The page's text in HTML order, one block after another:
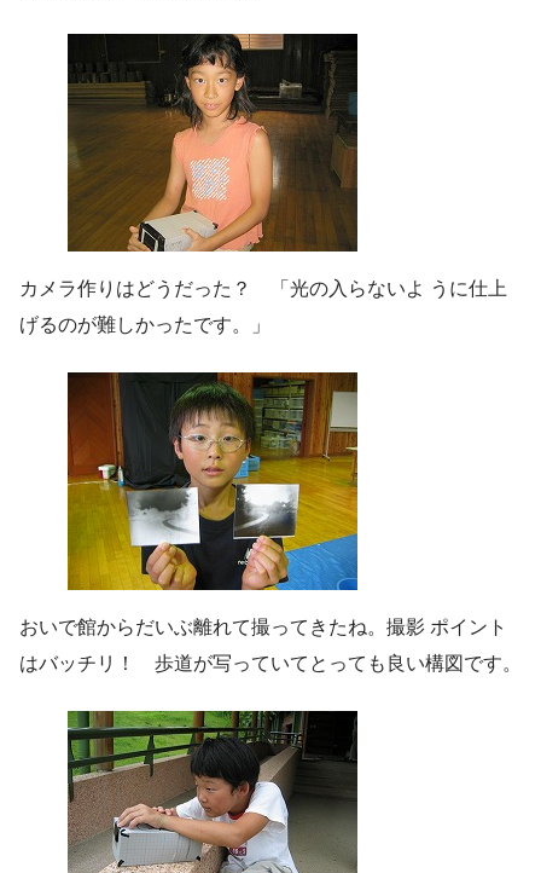
カメラ作りはどうだった？ 「光の入らないよ うに仕上
げるのが難しかったです。」
おいで館からだいぶ離れて撮ってきたね。撮影 ポイント
はバッチリ！ 歩道が写っていてとっても良い構図です。